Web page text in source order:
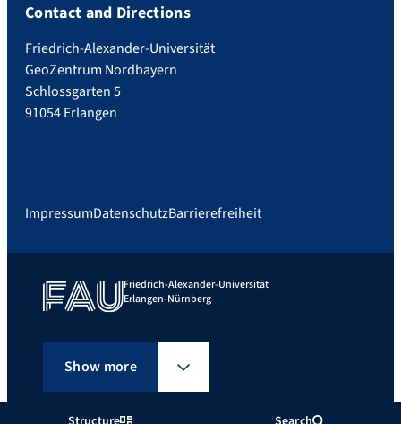
Contact and Directions
Friedrich-Alexander-Universität
GeoZentrum Nordbayern
Schlossgarten 5
91054 Erlangen
ImpressumDatenschutzBarrierefreiheit
Friedrich-Alexander-Universität
Erlangen-Nürnberg
Show more